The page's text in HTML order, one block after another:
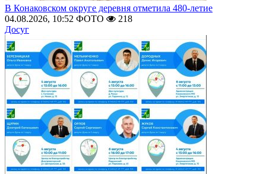
В Конаковском округе деревня отметила 480-летие
04.08.2026, 10:52 ФОТО
218
Досуг